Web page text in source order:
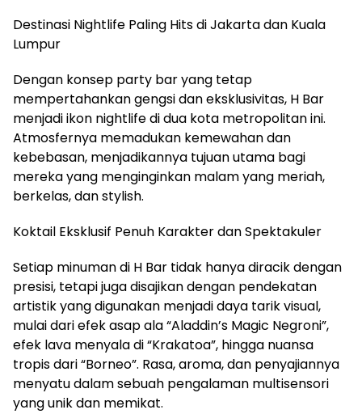
Destinasi Nightlife Paling Hits di Jakarta dan Kuala
Lumpur
Dengan konsep party bar yang tetap
mempertahankan gengsi dan eksklusivitas, H Bar
menjadi ikon nightlife di dua kota metropolitan ini.
Atmosfernya memadukan kemewahan dan
kebebasan, menjadikannya tujuan utama bagi
mereka yang menginginkan malam yang meriah,
berkelas, dan stylish.
Koktail Eksklusif Penuh Karakter dan Spektakuler
Setiap minuman di H Bar tidak hanya diracik dengan
presisi, tetapi juga disajikan dengan pendekatan
artistik yang digunakan menjadi daya tarik visual,
mulai dari efek asap ala “Aladdin’s Magic Negroni”,
efek lava menyala di “Krakatoa”, hingga nuansa
tropis dari “Borneo”. Rasa, aroma, dan penyajiannya
menyatu dalam sebuah pengalaman multisensori
yang unik dan memikat.